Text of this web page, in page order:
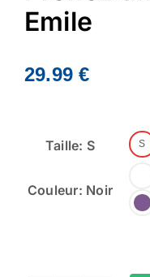
Emile
29.99€
Taille: S S
Couleur: Noir